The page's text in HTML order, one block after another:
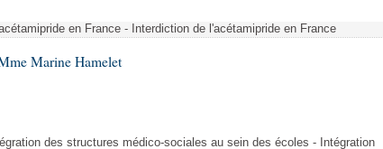
en France - Interdiction de l'acétamipride en France
Marine Hamelet
des structures médico-sociales au sein des écoles - Intégration